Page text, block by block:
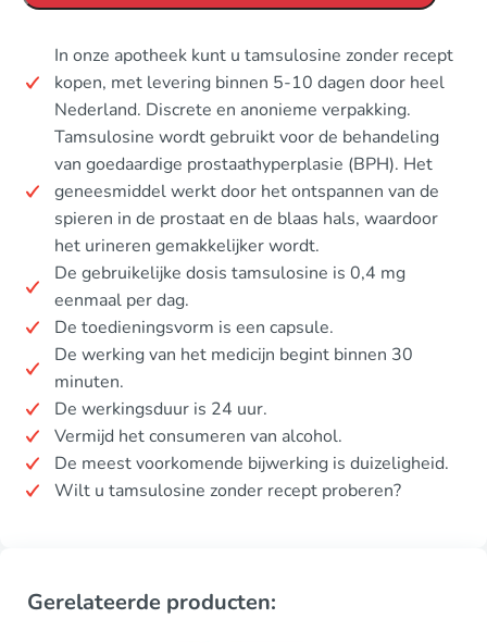
In onze apotheek kunt u tamsulosine zonder recept
kopen, met levering binnen 5-10 dagen door heel
Nederland. Discrete en anonieme verpakking.
Tamsulosine wordt gebruikt voor de behandeling
van goedaardige prostaathyperplasie (BPH). Het
geneesmiddel werkt door het ontspannen van de
spieren in de prostaat en de blaas hals, waardoor
het urineren gemakkelijker wordt.
De gebruikelijke dosis tamsulosine is 0,4 mg
eenmaal per dag.
De toedieningsvorm is een capsule.
De werking van het medicijn begint binnen 30
minuten.
De werkingsduur is 24 uur.
Vermijd het consumeren van alcohol.
De meest voorkomende bijwerking is duizeligheid.
Wilt u tamsulosine zonder recept proberen?
Gerelateerde producten: